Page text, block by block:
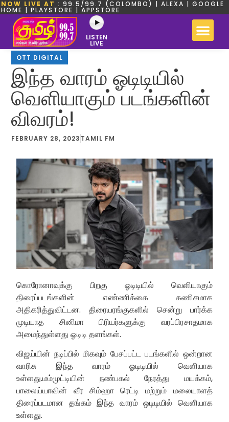
NOW LIVE AT : 99.5/99.7 (COLOMBO) | ALEXA | GOOGLE
HOME | PLAYSTORE | APPSTORE
LISTEN
LIVE
OTT DIGITAL
இந்த வாரம் ஓடிடியில்
வெளியாகும் படங்களின்
விவரம்!
FEBRUARY 28, 2023 TAMIL FM
கொரோனாவுக்கு பிறகு ஓடிடியில் வெளியாகும்
திரைப்படங்களின் எண்ணிக்கை கணிசமாக
அதிகரித்துவிட்டன. திரையரங்குகளில் சென்று பார்க்க
முடியாத சினிமா பிரியர்களுக்கு வரப்பிரசாதமாக
அமைந்துள்ளது ஓடிடி தளங்கள்.
விஜய்யின் நடிப்பில் மிகவும் பேசப்பட்ட படங்களில் ஒன்றான
வாரிசு இந்த வாரம் ஓடிடியில் வெளியாக
உள்ளது.மம்முட்டியின் நண்பகல் நேரத்து மயக்கம்,
பாலைய்யாவின் வீர சிம்ஹா ரெட்டி மற்றும் மலையாளத்
திரைப்படமான தங்கம் இந்த வாரம் ஒடிடியில் வெளியாக
உள்ளது.